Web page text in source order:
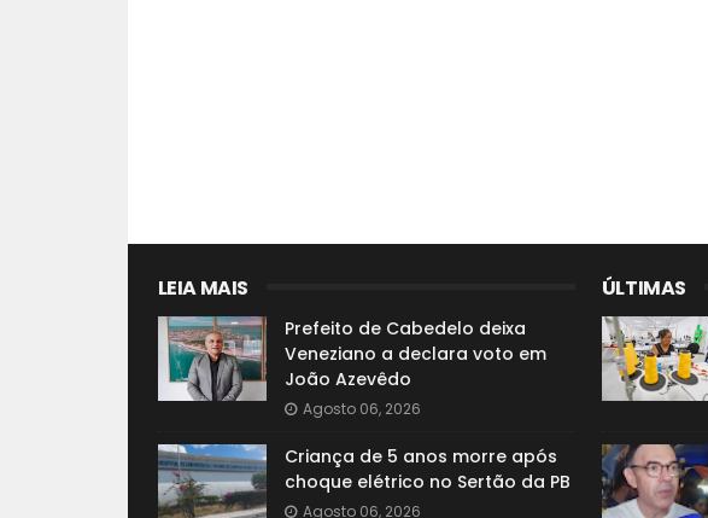
LEIA MAIS
Prefeito de Cabedelo deixa
Veneziano a declara voto em
João Azevêdo
Agosto 06, 2026
Criança de 5 anos morre após
choque elétrico no Sertão da PB
Agosto 06, 2026
ÚLTIMAS